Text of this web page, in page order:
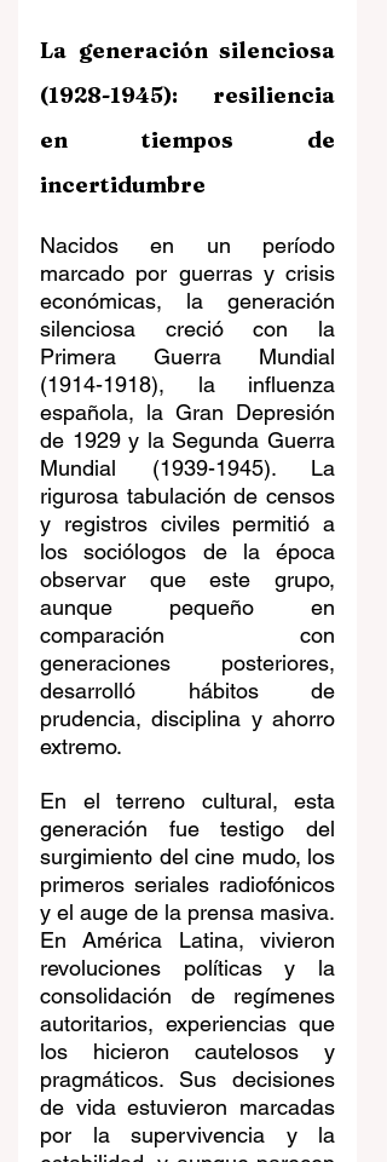
La generación silenciosa
(1928-1945): resiliencia
en tiempos de
incertidumbre
Nacidos en un período
marcado por guerras y crisis
económicas, la generación
silenciosa creció con la
Primera Guerra Mundial
(1914-1918), la influenza
española, la Gran Depresión
de 1929 y la Segunda Guerra
Mundial (1939-1945). La
rigurosa tabulación de censos
y registros civiles permitió a
los sociólogos de la época
observar que este grupo,
aunque pequeño en
comparación con
generaciones posteriores,
desarrolló hábitos de
prudencia, disciplina y ahorro
extremo.
En el terreno cultural, esta
generación fue testigo del
surgimiento del cine mudo, los
primeros seriales radiofónicos
y el auge de la prensa masiva.
En América Latina, vivieron
revoluciones políticas y la
consolidación de regímenes
autoritarios, experiencias que
los hicieron cautelosos y
pragmáticos. Sus decisiones
de vida estuvieron marcadas
por la supervivencia y la